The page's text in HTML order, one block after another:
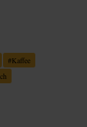
#Kaffee